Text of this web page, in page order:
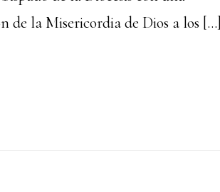
de la Misericordia de Dios a los […]